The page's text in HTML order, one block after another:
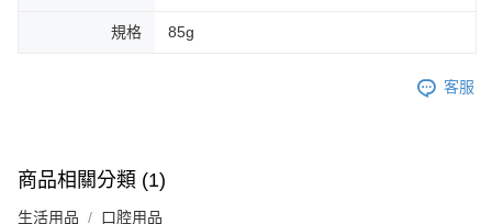
規格 85g
客服
商品相關分類 (1)
生活用品 口腔用品